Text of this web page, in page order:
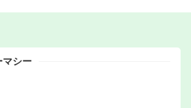
マシー